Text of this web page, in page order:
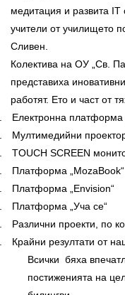
медитация и развита IT
учители от училището
Сливен.
Колектива на ОУ „Св.
представиха
работят. Ето и част от
Електронна платформа
Мултимедийни
TOUCH SCREEN
Платформа „MozaBook“
Платформа „Envision“
Платформа „Уча се“
Различни проекти, по
Крайни резултати от
Всички бяха
постиженията на